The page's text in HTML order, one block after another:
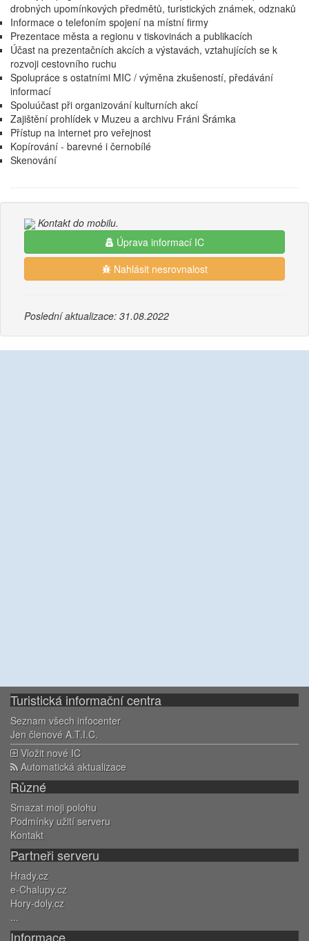
drobných upomínkových předmětů, turistických známek, odznaků
Informace o telefoním spojení na místní firmy
Prezentace města a regionu v tiskovinách a publikacích
Účast na prezentačních akcích a výstavách, vztahujících se k
rozvoji cestovního ruchu
Spolupráce s ostatními MIC / výměna zkušeností, předávání
informací
Spoluúčast při organizování kulturních akcí
Zajištění prohlídek v Muzeu a archivu Fráni Šrámka
Přístup na internet pro veřejnost
Kopírování - barevné i černobílé
Skenování
Kontakt do mobilu.
Úprava informací IC
Nahlásit nesrovnalost
Poslední aktualizace: 31.08.2022
Turistická informační centra
Seznam všech infocenter
Jen členové A.T.I.C.
Vložit nové IC
Automatická aktualizace
Různé
Smazat moji polohu
Podmínky užití serveru
Kontakt
Partneři serveru
Hrady.cz
e-Chalupy.cz
Hory-doly.cz
...
Informace